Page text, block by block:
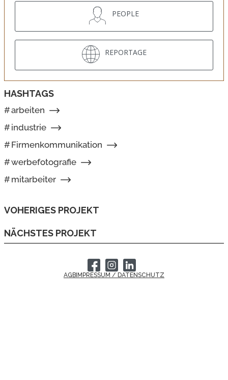
HASHTAGS
#arbeiten
#industrie
#Firmenkommunikation
#werbefotografie
#mitarbeiter
VOHERIGES PROJEKT
NÄCHSTES PROJEKT
PEOPLE
REPORTAGE
AGBIMPRESSUM / DATENSCHUTZ